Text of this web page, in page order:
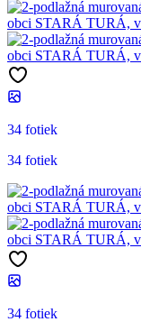
34 fotiek
34 fotiek
34 fotiek